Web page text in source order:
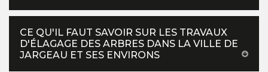
CE QU'IL FAUT SAVOIR SUR LES TRAVAUX
D'ÉLAGAGE DES ARBRES DANS LA VILLE DE
JARGEAU ET SES ENVIRONS